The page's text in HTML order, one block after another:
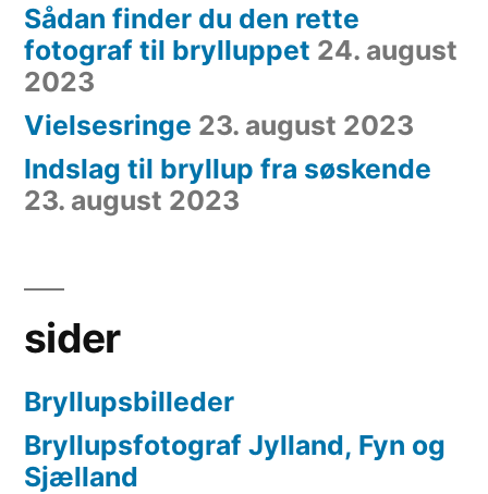
Sådan finder du den rette
fotograf til brylluppet 24. august
2023
Vielsesringe 23. august 2023
Indslag til bryllup fra søskende
23. august 2023
sider
Bryllupsbilleder
Bryllupsfotograf Jylland, Fyn og
Sjælland